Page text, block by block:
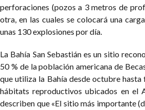
perforaciones (pozos a 3 metros de
otra, en las cuales se colocará una
unas 130 explosiones por día.
La Bahía San Sebastián es un sitio
50 % de la población americana de
que utiliza la Bahía desde octubre
hábitats reproductivos ubicados en
describen que «El sitio más importante